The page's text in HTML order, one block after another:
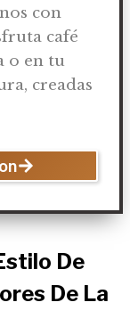
con
café
o en tu
creadas
De
De La